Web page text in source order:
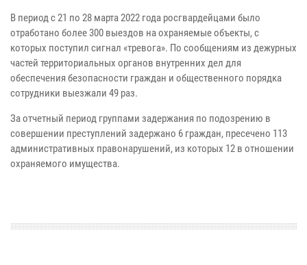
В период с 21 по 28 марта 2022 года росгвардейцами было
отработано более 300 выездов на охраняемые объекты, с
которых поступил сигнал «тревога». По сообщениям из дежурных
частей территориальных органов внутренних дел для
обеспечения безопасности граждан и общественного порядка
сотрудники выезжали 49 раз.
За отчетный период группами задержания по подозрению в
совершении преступлений задержано 6 граждан, пресечено 113
административных правонарушений, из которых 12 в отношении
охраняемого имущества.